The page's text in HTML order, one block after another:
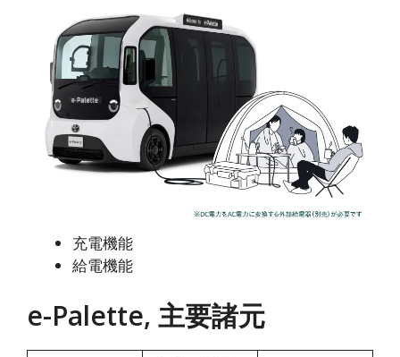
充電機能
給電機能
e-Palette, 主要諸元